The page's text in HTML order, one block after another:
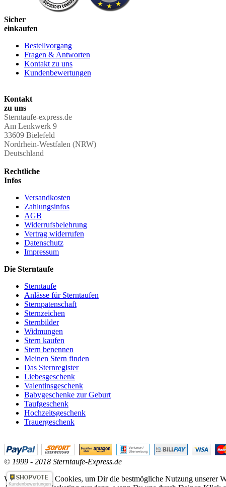
Sicher
einkaufen
Bestellvorgang
Fragen & Antworten
Kontakt zu uns
Kundenbewertungen
Kontakt
zu uns
Sterntaufe-express.de
Am Lenkwerk 9
33609 Bielefeld
Nordrhein-Westfalen (NRW)
Deutschland
Rechtliche
Infos
Versandkosten
Zahlungsinfos
AGB
Widerrufsbelehrung
Vertrag widerrufen
Datenschutz
Impressum
Die Sterntaufe
Sterntaufe
Anlässe für Sterntaufen
Sternpatenschaft
Sternzeichen
Sternbilder
Widmungen
Stern kaufen
Stern benennen
Meinen Stern finden
Das Sternregister
Liebesgeschenk
Valentinsgeschenk
Babygeschenke zur Geburt
Taufgeschenk
Hochzeitsgeschenk
Trauergeschenk
© 1999 - 2018 Sterntaufe-Express.de
Wir verwenden Cookies, um Dir die bestmögliche Nutzung unserer
Kundenbewertungen